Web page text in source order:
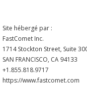
Site hébergé par :
FastComet Inc.
1714 Stockton Street, Suite
SAN FRANCISCO, CA 94133
+1.855.818.9717
https://www.fastcomet.com